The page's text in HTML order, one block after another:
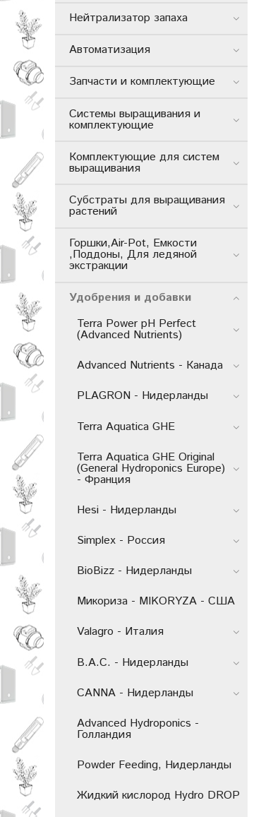
Нейтрализатор запаха
Автоматизация
Запчасти и комплектующие
Системы выращивания и
комплектующие
Комплектующие для систем
выращивания
Субстраты для выращивания
растений
Горшки,Air-Pot, Емкости
,Поддоны, Для ледяной
экстракции
Удобрения и добавки
Terra Power pH Perfect
(Advanced Nutrients)
Advanced Nutrients - Канада
PLAGRON - Нидерланды
Terra Aquatica GHE
Terra Aquatica GHE Original
(General Hydroponics Europe)
- Франция
Hesi - Нидерланды
Simplex - Россия
BioBizz - Нидерланды
Микориза - MIKORYZA - США
Valagro - Италия
B.A.C. - Нидерланды
CANNA - Нидерланды
Advanced Hydroponics -
Голландия
Powder Feeding, Нидерланды
Жидкий кислород Hydro DROP